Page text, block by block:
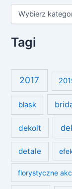
K
e
g
r
Tagi
2017
blask
dekolt
detale
florystyczne